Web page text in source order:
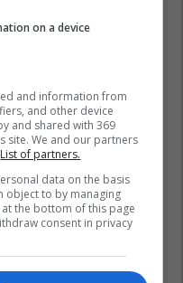
on a device
and information from
and other device
and shared with 369
site. We and our partners
List of partners.
data on the basis
object to by managing
the bottom of this page
consent in privacy